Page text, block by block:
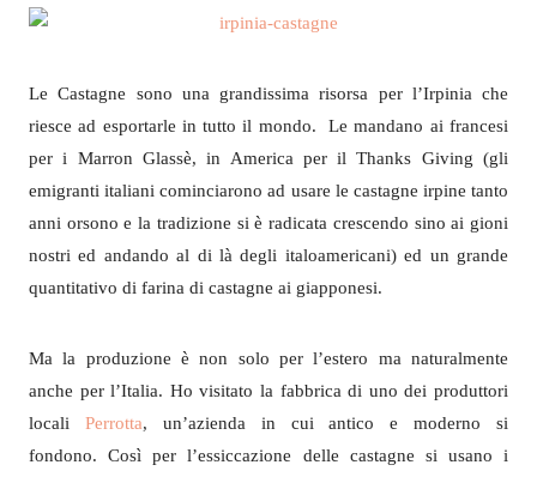
Le Castagne sono una grandissima risorsa per l’Irpinia che
riesce ad esportarle in tutto il mondo. Le mandano ai francesi
per i Marron Glassè, in America per il Thanks Giving (gli
emigranti italiani cominciarono ad usare le castagne irpine tanto
anni orsono e la tradizione si è radicata crescendo sino ai gioni
nostri ed andando al di là degli italoamericani) ed un grande
quantitativo di farina di castagne ai giapponesi.
Ma la produzione è non solo per l’estero ma naturalmente
anche per l’Italia. Ho visitato la fabbrica di uno dei produttori
locali Perrotta, un’azienda in cui antico e moderno si
fondono. Così per l’essiccazione delle castagne si usano i